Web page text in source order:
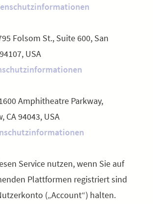
Folsom St., Suite 600, San
USA
Amphitheatre Parkway,
CA 94043, USA
Service nutzen, wenn Sie auf
Plattformen registriert sind
(„Account“) halten.